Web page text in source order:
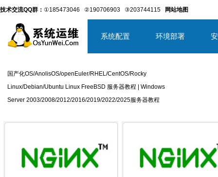
技术交流QQ群： ①185473046 ②190706903 ③203744115 网站地图
系统配置 环境部署
国产化OS/AnolisOS/openEuler/RHEL/CentOS/Rocky
Linux/Debian/Ubuntu Linux FreeBSD 服务器教程 | Windows
Server 2003/2008/2012/2016/2019/2022/2025服务器教程